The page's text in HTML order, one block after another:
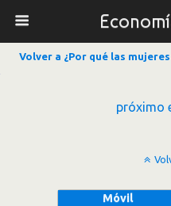
Volver a ¿Por qué las
próximo
Móvil